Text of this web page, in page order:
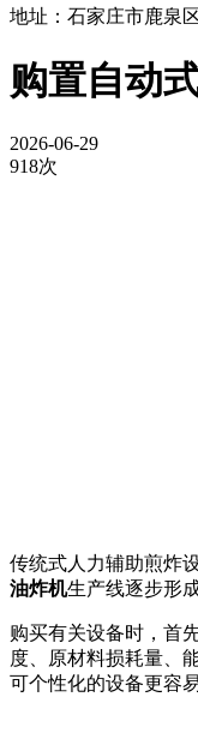
地址：石家庄市鹿泉
购置自动
2026-06-29
918次
传统式人力辅助煎炸
油炸机生产线逐步形
购买有关设备时，首
度、原材料损耗量、
可个性化的设备更容